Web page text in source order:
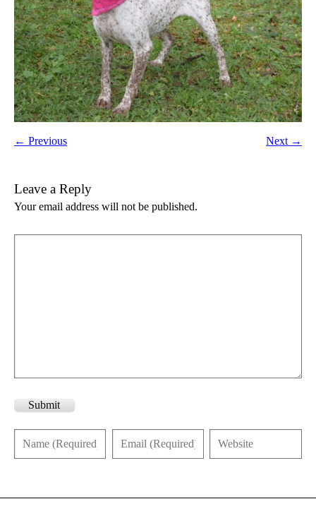
← Previous Next →
Leave a Reply
Your email address will not be published.
Submit